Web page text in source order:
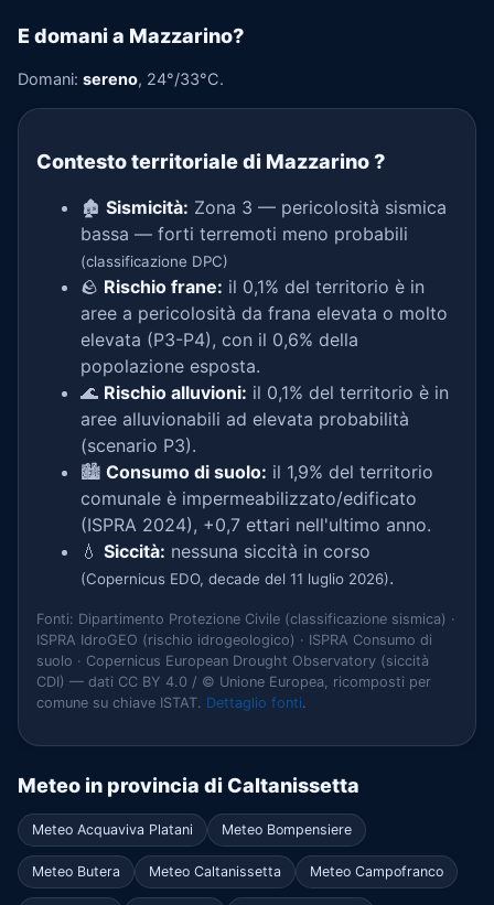
E domani a Mazzarino?
Domani: sereno, 24°/33°C.
Contesto territoriale di Mazzarino?
🏚️ Sismicità: Zona 3 — pericolosità sismica
bassa — forti terremoti meno probabili
(classificazione DPC)
🪨 Rischio frane: il 0,1% del territorio è in
aree a pericolosità da frana elevata o molto
elevata (P3-P4), con il 0,6% della
popolazione esposta.
🌊 Rischio alluvioni: il 0,1% del territorio è in
aree alluvionabili ad elevata probabilità
(scenario P3).
🏙️ Consumo di suolo: il 1,9% del territorio
comunale è impermeabilizzato/edificato
(ISPRA 2024), +0,7 ettari nell'ultimo anno.
💧 Siccità: nessuna siccità in corso
(Copernicus EDO, decade del 11 luglio 2026).
Fonti: Dipartimento Protezione Civile (classificazione sismica) ·
ISPRA IdroGEO (rischio idrogeologico) · ISPRA Consumo di
suolo · Copernicus European Drought Observatory (siccità
CDI) — dati CC BY 4.0 / © Unione Europea, ricomposti per
comune su chiave ISTAT. Dettaglio fonti.
Meteo in provincia di Caltanissetta
Meteo Acquaviva Platani Meteo Bompensiere
Meteo Butera Meteo Caltanissetta Meteo Campofranco